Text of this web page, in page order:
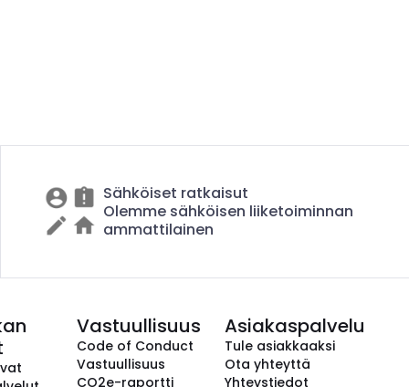
Sähköiset ratkaisut
Olemme sähköisen liiketoiminnan
ammattilainen
Vastuullisuus
Code of Conduct
Vastuullisuus
CO2e-raportti
Asiakaspalvelu
Tule asiakkaaksi
Ota yhteyttä
Yhteystiedot